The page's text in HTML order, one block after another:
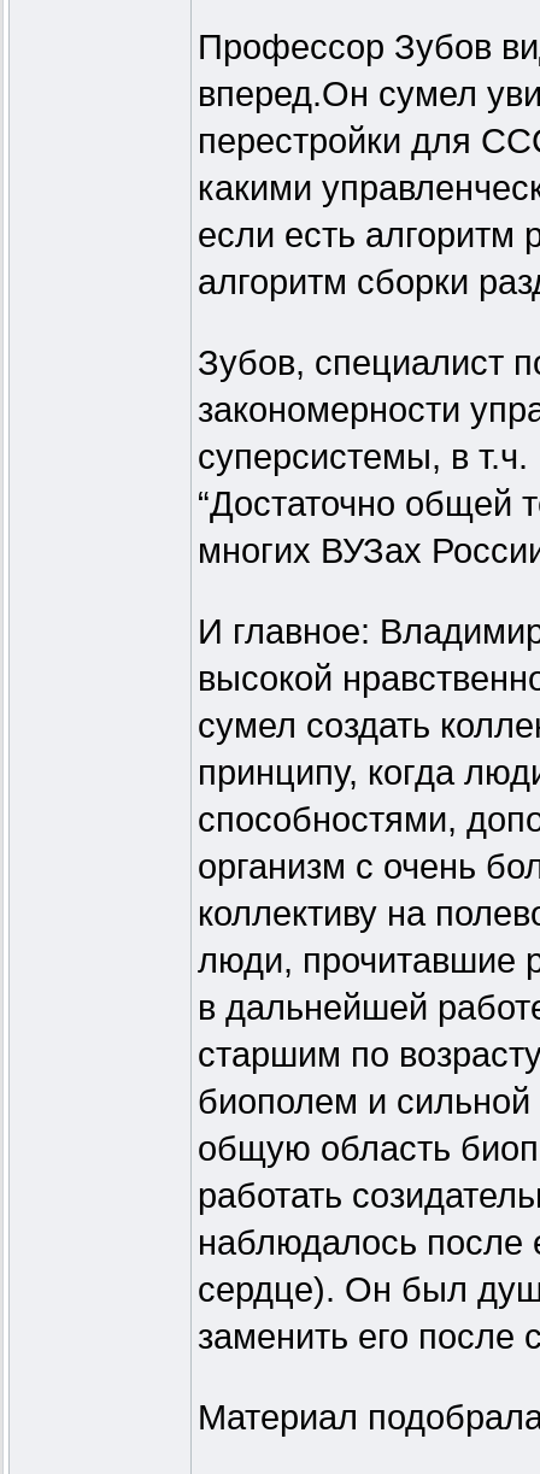
Профессор Зубов
вперед.Он сумел
перестройки для
какими
если есть алгоритм
алгоритм сборки
Зубов, специалист
закономерности
суперсистемы, в
“Достаточно общей
многих ВУЗах
И главное:
высокой
сумел создать
принципу, когда
способностями,
организм с очень
коллективу на
люди, прочитавшие
в дальнейшей
старшим по
биополем и
общую область
работать
наблюдалось после
сердце). Он был
заменить его после
Материал